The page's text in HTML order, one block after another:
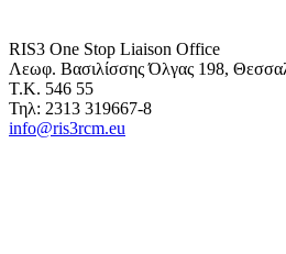
RIS3 One Stop Liaison Office
Λεωφ. Βασιλίσσης Όλγας 198,
Τ.Κ. 546 55
Τηλ: 2313 319667-8
info@ris3rcm.eu